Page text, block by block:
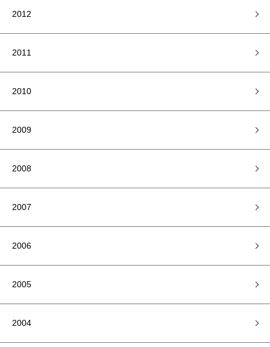
2012
2011
2010
2009
2008
2007
2006
2005
2004